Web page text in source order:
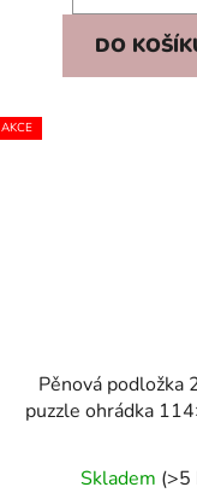
DO
AKCE
Pěnová podložka
puzzle ohrádka
EVA
Skladem (>5